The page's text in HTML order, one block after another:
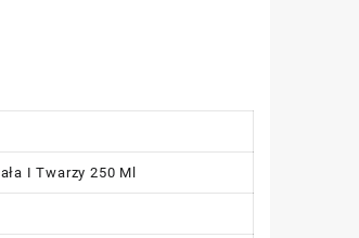
I Twarzy 250 Ml